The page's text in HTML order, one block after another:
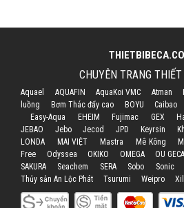
CHUYÊN TRANG
Aquael AQUAFIN AquaKoi VMC Atman
luồng
Bơm Thác đẩy cao BOYU Caibao
Easy-Aqua
EHEIM Fujimac GEX
JEBAO
Jebo Jecod JPD Keyrsin
LONDA
MAI VIỆT Mastra Mê Kông
Free
Odyssea OKIKO OMEGA OU GECAI
SAKURA
Seachem SERA Sobo Sonic
Thủy sản An Lộc Phát
Tsurumi Weipro
Tin tức
Bán Buôn
Hỗ trợ
Liên hệ